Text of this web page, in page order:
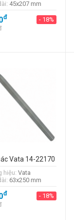
45x207 mm
đ
- 18%
Vata 14-22170
hiệu: Vata
63x250 mm
đ
- 18%